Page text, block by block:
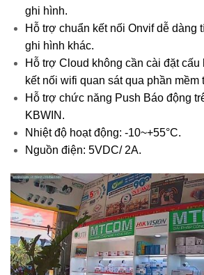
ghi hình.
Hỗ trợ chuẩn kết nối Onvif dễ dàng
ghi hình khác.
Hỗ trợ Cloud không cần cài đặt cấu
kết nối wifi quan sát qua phần mềm
Hỗ trợ chức năng Push Báo động
KBWIN.
Nhiệt độ hoạt động: -10~+55°C.
Nguồn điện: 5VDC/ 2A.